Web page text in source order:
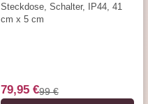
Steckdose, Schalter, IP44, 41
cm x 5 cm
79,95 €99 €